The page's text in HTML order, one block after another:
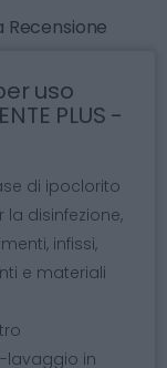
Recensione
uso
PLUS -
di ipoclorito
disinfezione,
infissi,
e materiali
lavaggio in